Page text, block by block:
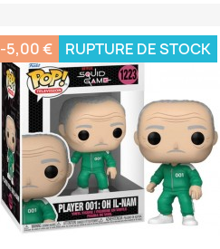
-5,00 € RUPTURE DE STOCK